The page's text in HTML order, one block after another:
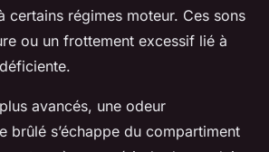
certains régimes moteur. Ces sons
ou un frottement excessif lié à
avancés, une odeur
brûlé s’échappe du compartiment